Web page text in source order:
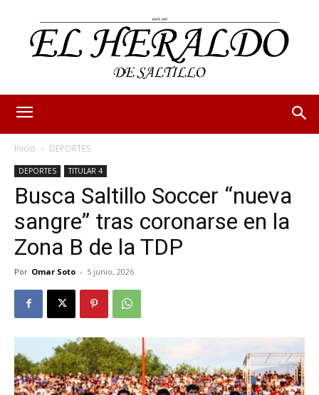
Inicio DEPORTES
DEPORTES TITULAR 4
Busca Saltillo Soccer “nueva
sangre” tras coronarse en la
Zona B de la TDP
Por Omar Soto - 5 junio, 2026